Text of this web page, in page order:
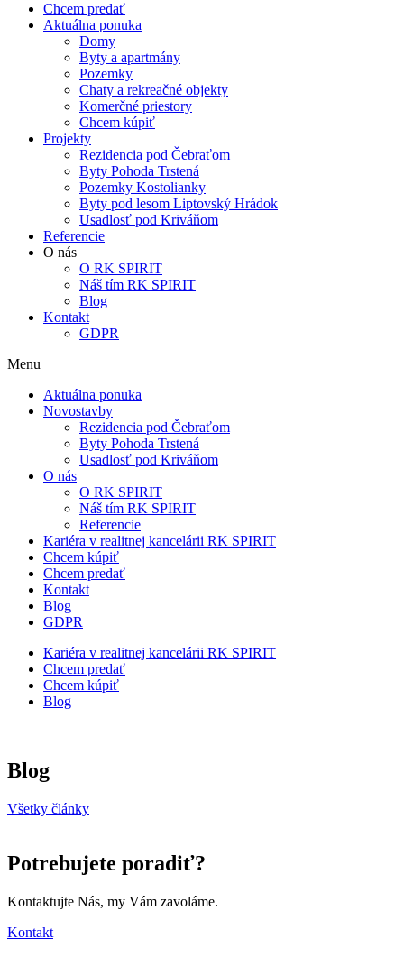
Chcem predať
Aktuálna ponuka
Domy
Byty a apartmány
Pozemky
Chaty a rekreačné objekty
Komerčné priestory
Chcem kúpiť
Projekty
Rezidencia pod Čebraťom
Byty Pohoda Trstená
Pozemky Kostolianky
Byty pod lesom Liptovský Hrádok
Usadlosť pod Kriváňom
Referencie
O nás
O RK SPIRIT
Náš tím RK SPIRIT
Blog
Kontakt
GDPR
Menu
Aktuálna ponuka
Novostavby
Rezidencia pod Čebraťom
Byty Pohoda Trstená
Usadlosť pod Kriváňom
O nás
O RK SPIRIT
Náš tím RK SPIRIT
Referencie
Kariéra v realitnej kancelárii RK SPIRIT
Chcem kúpiť
Chcem predať
Kontakt
Blog
GDPR
Kariéra v realitnej kancelárii RK SPIRIT
Chcem predať
Chcem kúpiť
Blog
Blog
Všetky články
Potrebujete poradiť?
Kontaktujte Nás, my Vám zavoláme.
Kontakt